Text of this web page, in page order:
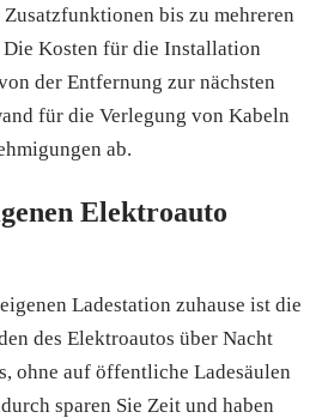
bis zu mehreren
Die Kosten für die Installation
der Entfernung zur nächsten
für die Verlegung von Kabeln
ab.
Elektroauto
Ladestation zuhause ist die
des Elektroautos über Nacht
ohne auf öffentliche Ladesäulen
sparen Sie Zeit und haben